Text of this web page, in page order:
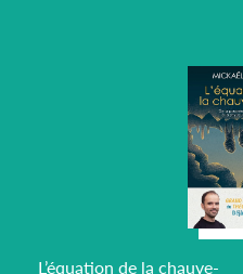
L’équation de la chauve-